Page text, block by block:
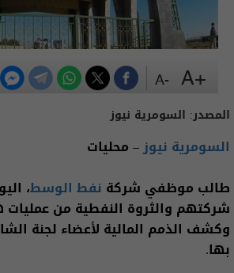
المصدر: السومرية نيوز
السومرية نيوز– محليات
طالب موظفي شركة نفط الوسط،
شركتهم والثروة النفطية من عمليات
وكشف الذمم المالية لأعضاء لجنة
بها.
+A
-A